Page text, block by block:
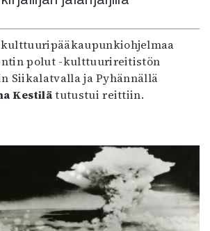
kulttuuripääkaupunkiohjelmaa
polut -kulttuurireitistön
Siikalatvalla ja Pyhännällä
Kestilätutustui reittiin.